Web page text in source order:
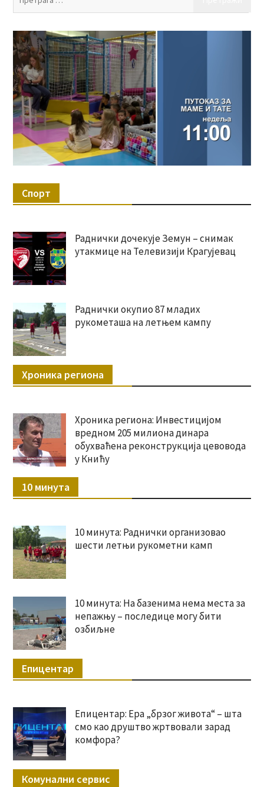
Спорт
Раднички дочекује Земун – снимак
утакмице на Телевизији Крагујевац
Раднички окупио 87 младих
рукометаша на летњем кампу
Хроника региона
Хроника региона: Инвестицијом
вредном 205 милиона динара
обухваћена реконструкција цевовода
у Книћу
10 минута
10 минута: Раднички организовао
шести летњи рукометни камп
10 минута: На базенима нема места за
непажњу – последице могу бити
озбиљне
Епицентар
Епицентар: Ера „брзог живота“ – шта
смо као друштво жртвовали зарад
комфора?
Комунални сервис